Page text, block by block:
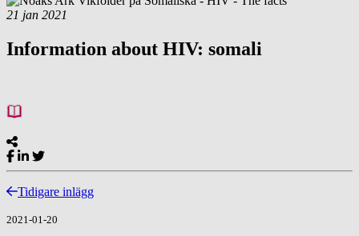
21 jan 2021
Information about HIV: somali
Tidigare inlägg
2021-01-20